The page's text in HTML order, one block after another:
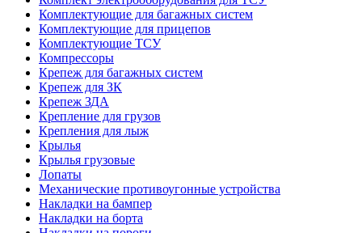
Комплектующие для багажных систем
Комплектующие для прицепов
Комплектующие ТСУ
Компрессоры
Крепеж для багажных систем
Крепеж для ЗК
Крепеж ЗДА
Крепление для грузов
Крепления для лыж
Крылья
Крылья грузовые
Лопаты
Механические противоугонные устройства
Накладки на бампер
Накладки на борта